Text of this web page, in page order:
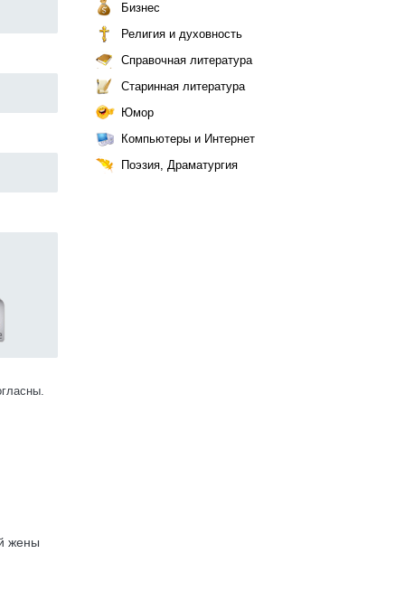
жены
Бизнес
Религия и духовность
Справочная литература
Старинная литература
Юмор
Компьютеры и Интернет
Поэзия, Драматургия